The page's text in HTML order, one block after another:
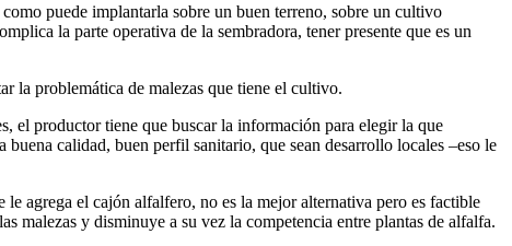
puede implantarla sobre un buen terreno, sobre un cultivo
la parte operativa de la sembradora, tener presente que es un
la problemática de malezas que tiene el cultivo.
el productor tiene que buscar la información para elegir la que
calidad, buen perfil sanitario, que sean desarrollo locales –eso le
agrega el cajón alfalfero, no es la mejor alternativa pero es factible
malezas y disminuye a su vez la competencia entre plantas de alfalfa.